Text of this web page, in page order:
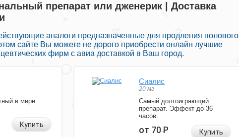
препарат или дженерик | Доставка
аналоги предназначенные для продления полового
сайте Вы можете не дорого приобрести онлайн лучшие
фирм с авиа доставкой в Ваш город.
в мире
Купить
Сиалис
20 мг
Самый долгоиграющий
препарат. Эффект до 36
часов.
от 70Р Купить